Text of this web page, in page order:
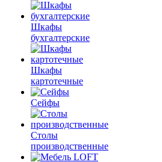
Шкафы
бухгалтерские
Шкафы
картотечные
Сейфы
Столы
производственные